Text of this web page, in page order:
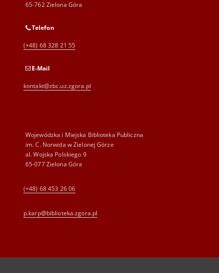
65-762 Zielona Góra
Telefon
(+48) 68 328 21 55
E-Mail
kontakt@zbc.uz.zgora.pl
Wojewódzka i Miejska Biblioteka Publiczna
im. C. Norwida w Zielonej Górze
al. Wojska Polskiego 9
65-077 Zielona Góra
(+48) 68 453 26 06
p.karp@biblioteka.zgora.pl